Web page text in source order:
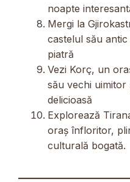
noapte
Mergi la
castelul său
piatră
Vezi Korç, un
său vechi uimitor
delicioasă
Explorează
oraș înfloritor,
culturală bogată.